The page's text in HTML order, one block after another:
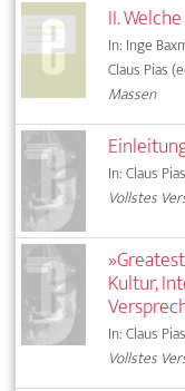
II.
In: Inge
Claus Pias
Massen
In: Claus
Vollstes
Kultur,
In: Claus
Vollstes